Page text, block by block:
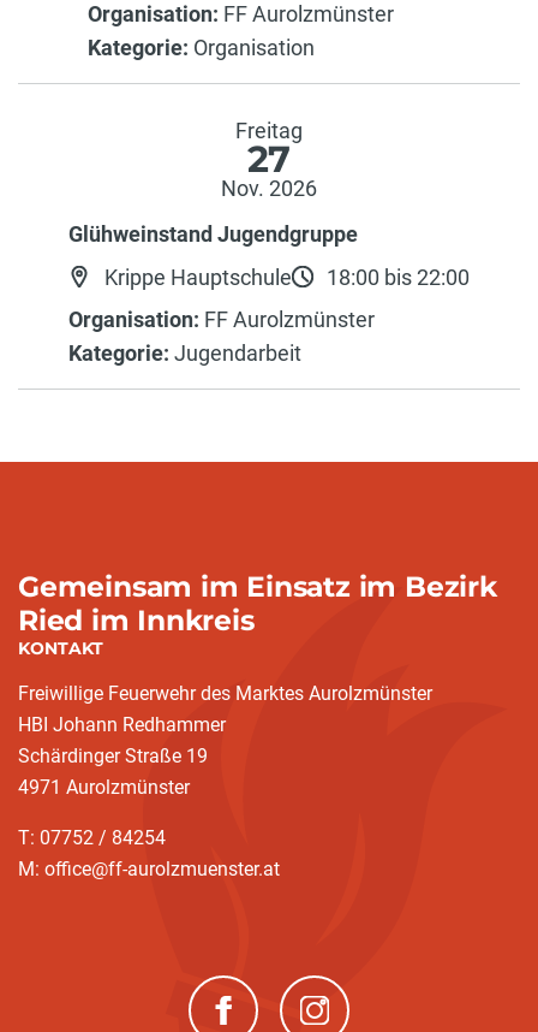
Organisation: FF Aurolzmünster
Kategorie: Organisation
Freitag
27
Nov. 2026
Glühweinstand Jugendgruppe
Krippe Hauptschule
18:00 bis 22:00
Organisation: FF Aurolzmünster
Kategorie: Jugendarbeit
Gemeinsam im Einsatz im Bezirk
Ried im Innkreis
KONTAKT
Freiwillige Feuerwehr des Marktes Aurolzmünster
HBI Johann Redhammer
Schärdinger Straße 19
4971 Aurolzmünster
T: 07752 / 84254
M: office@ff-aurolzmuenster.at